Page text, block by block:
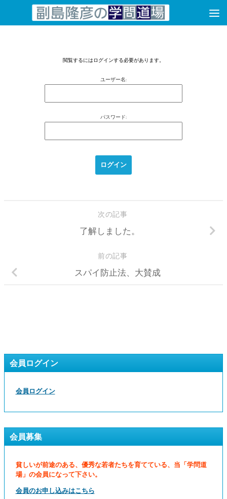
コンテンツへスキップ
閲覧するにはログインする必要があります。
ユーザー名:
パスワード:
次の記事
了解しました。
前の記事
スパイ防止法、大賛成
会員ログイン
会員ログイン
会員募集
貧しいが前途のある、優秀な若者たちを育てている、当「学問道
場」の会員になって下さい。
会員のお申し込みはこちら